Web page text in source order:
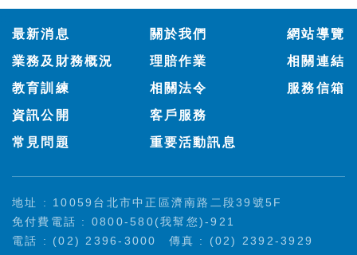
最新消息
關於我們
業務及財務概況
理賠作業
教育訓練
相關法令
資訊公開
客戶服務
常見問題
重要活動訊息
網站導覽
相關連結
服務信箱
地址 : 10059台北市中正區濟南路二段39號5F
免付費電話 : 0800-580(我幫您)-921
電話 : (02) 2396-3000
傳真 : (02) 2392-3929